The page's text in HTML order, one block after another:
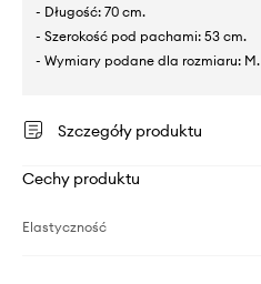
- Długość: 70 cm.
- Szerokość pod pachami: 53 cm.
- Wymiary podane dla rozmiaru: M.
Szczegóły produktu
Cechy produktu
Elastyczność